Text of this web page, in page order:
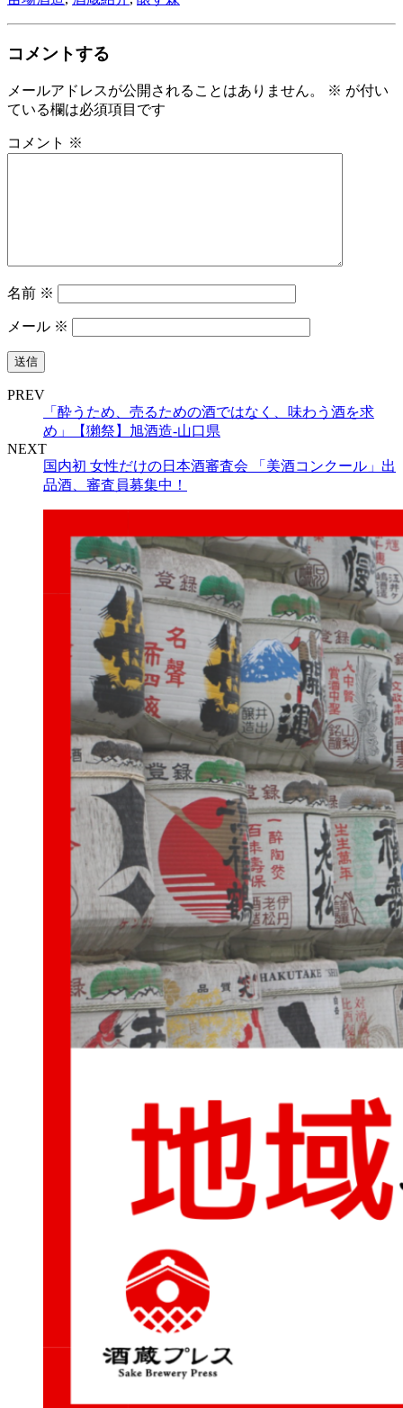
コメントする
メールアドレスが公開されることはありません。 ※ が付い
ている欄は必須項目です
コメント ※
名前 ※
メール ※
PREV
「酔うため、売るための酒ではなく、味わう酒を求
め」【獺祭】旭酒造‐山口県
NEXT
国内初 女性だけの日本酒審査会 「美酒コンクール」出
品酒、審査員募集中！